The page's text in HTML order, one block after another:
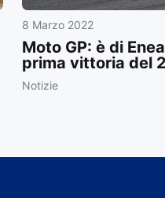
8 Marzo 2022
Moto GP: è di
prima vittoria del
Notizie